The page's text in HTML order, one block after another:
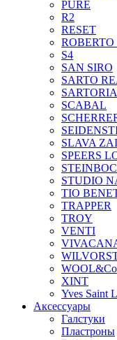
PURE
R2
RESET
S4
SAN SIRO
SARTO
SCABAL
SLAVA
SPEERS
STUDIO
TIO
TRAPPER
TROY
VENTI
WOOL&Co
XINT
Yves Saint
Аксессуары
Галстуки
Пластроны